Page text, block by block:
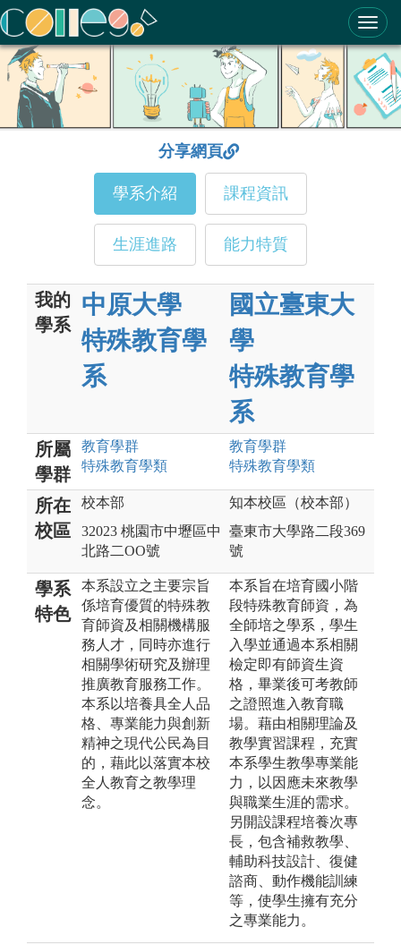
ColleGo! 大學選才與高中育才輔助系統
分享網頁
學系介紹 課程資訊
生涯進路 能力特質
我的
學系
中原大學
特殊教育學
系
國立臺東大
學
特殊教育學
系
所屬
學群
教育學群
特殊教育學類
教育學群
特殊教育學類
所在
校區
校本部
32023 桃園市中壢區中
北路二OO號
知本校區（校本部）
臺東市大學路二段369
號
學系
特色
本系設立之主要宗旨
係培育優質的特殊教
育師資及相關機構服
務人才，同時亦進行
相關學術研究及辦理
推廣教育服務工作。
本系以培養具全人品
格、專業能力與創新
精神之現代公民為目
的，藉此以落實本校
全人教育之教學理
念。
本系旨在培育國小階
段特殊教育師資，為
全師培之學系，學生
入學並通過本系相關
檢定即有師資生資
格，畢業後可考教師
之證照進入教育職
場。藉由相關理論及
教學實習課程，充實
本系學生教學專業能
力，以因應未來教學
與職業生涯的需求。
另開設課程培養次專
長，包含補救教學、
輔助科技設計、復健
諮商、動作機能訓練
等，使學生擁有充分
之專業能力。